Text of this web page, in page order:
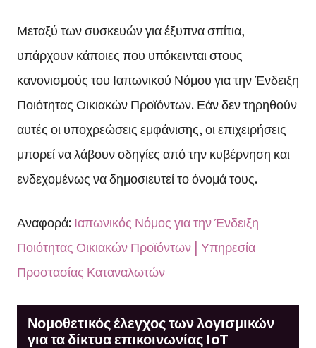
Μεταξύ των συσκευών για έξυπνα σπίτια,
υπάρχουν κάποιες που υπόκεινται στους
κανονισμούς του Ιαπωνικού Νόμου για την Ένδειξη
Ποιότητας Οικιακών Προϊόντων. Εάν δεν τηρηθούν
αυτές οι υποχρεώσεις εμφάνισης, οι επιχειρήσεις
μπορεί να λάβουν οδηγίες από την κυβέρνηση και
ενδεχομένως να δημοσιευτεί το όνομά τους.
Αναφορά:Ιαπωνικός Νόμος για την Ένδειξη
Ποιότητας Οικιακών Προϊόντων | Υπηρεσία
Προστασίας Καταναλωτών
Νομοθετικός έλεγχος των λογισμικών
για τα δίκτυα επικοινωνίας IoT